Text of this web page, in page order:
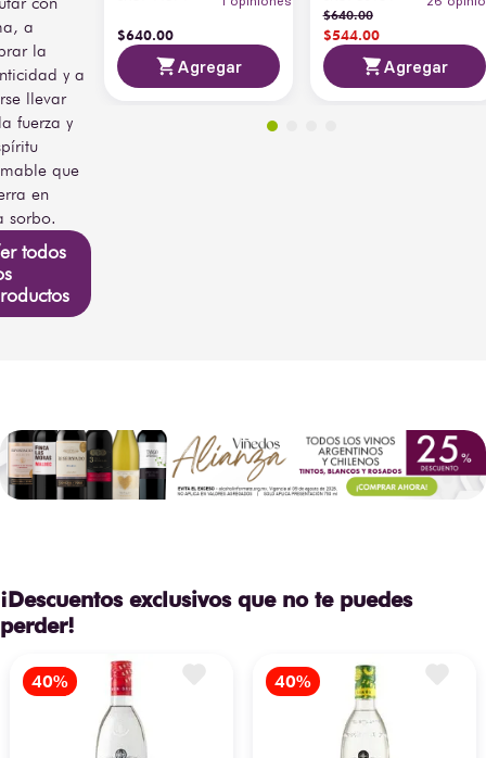
a
la
y a
llevar
fuerza y
que
en
sorbo.
todos
$640.00
Agregar
$640.00
$544.00
Agregar
¡Descuentos exclusivos que no te puedes
perder!